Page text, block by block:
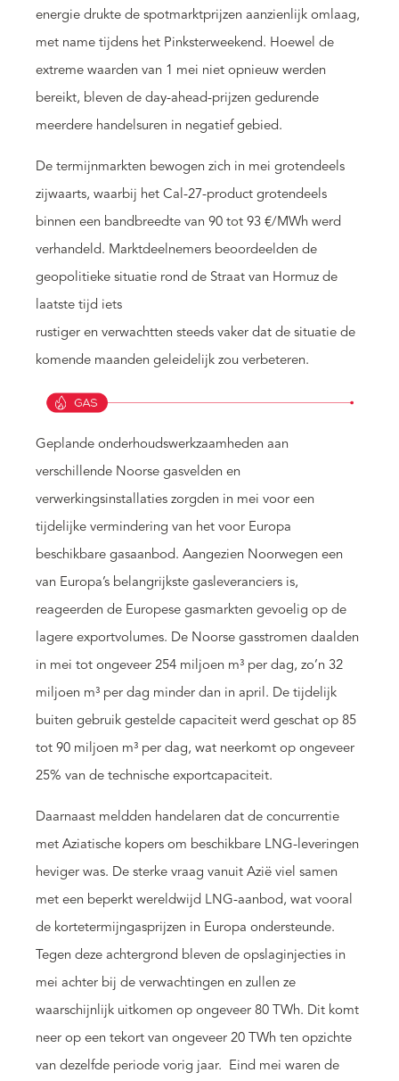
energie drukte de spotmarktprijzen aanzienlijk omlaag,
met name tijdens het Pinksterweekend. Hoewel de
extreme waarden van 1 mei niet opnieuw werden
bereikt, bleven de day-ahead-prijzen gedurende
meerdere handelsuren in negatief gebied.
De termijnmarkten bewogen zich in mei grotendeels
zijwaarts, waarbij het Cal-27-product grotendeels
binnen een bandbreedte van 90 tot 93 €/MWh werd
verhandeld. Marktdeelnemers beoordeelden de
geopolitieke situatie rond de Straat van Hormuz de
laatste tijd iets
rustiger en verwachtten steeds vaker dat de situatie de
komende maanden geleidelijk zou verbeteren.
Geplande onderhoudswerkzaamheden aan
verschillende Noorse gasvelden en
verwerkingsinstallaties zorgden in mei voor een
tijdelijke vermindering van het voor Europa
beschikbare gasaanbod. Aangezien Noorwegen een
van Europa’s belangrijkste gasleveranciers is,
reageerden de Europese gasmarkten gevoelig op de
lagere exportvolumes. De Noorse gasstromen daalden
in mei tot ongeveer 254 miljoen m³ per dag, zo’n 32
miljoen m³ per dag minder dan in april. De tijdelijk
buiten gebruik gestelde capaciteit werd geschat op 85
tot 90 miljoen m³ per dag, wat neerkomt op ongeveer
25% van de technische exportcapaciteit.
Daarnaast meldden handelaren dat de concurrentie
met Aziatische kopers om beschikbare LNG-leveringen
heviger was. De sterke vraag vanuit Azië viel samen
met een beperkt wereldwijd LNG-aanbod, wat vooral
de kortetermijngasprijzen in Europa ondersteunde.
Tegen deze achtergrond bleven de opslaginjecties in
mei achter bij de verwachtingen en zullen ze
waarschijnlijk uitkomen op ongeveer 80 TWh. Dit komt
neer op een tekort van ongeveer 20 TWh ten opzichte
van dezelfde periode vorig jaar. Eind mei waren de